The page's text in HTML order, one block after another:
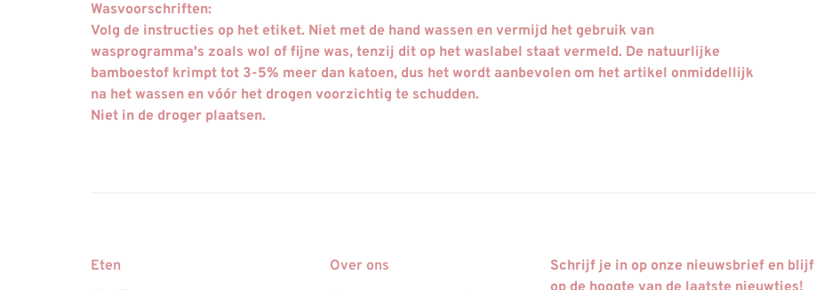
Wasvoorschriften:
Volg de instructies op het etiket. Niet met de hand wassen en vermijd het gebruik van
wasprogramma's zoals wol of fijne was, tenzij dit op het waslabel staat vermeld. De natuurlijke
bamboestof krimpt tot 3-5% meer dan katoen, dus het wordt aanbevolen om het artikel onmiddellijk
na het wassen en vóór het drogen voorzichtig te schudden.
Niet in de droger plaatsen.
Eten
Over ons
Schrijf je in op onze nieuwsbrief en blijf